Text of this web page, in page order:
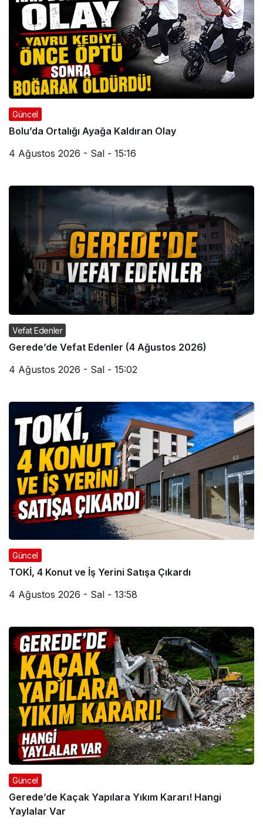
Güncel
Bolu’da Ortalığı Ayağa Kaldıran Olay
4 Ağustos 2026 - Sal - 15:16
Vefat Edenler
Gerede’de Vefat Edenler (4 Ağustos 2026)
4 Ağustos 2026 - Sal - 15:02
Güncel
TOKİ, 4 Konut ve İş Yerini Satışa Çıkardı
4 Ağustos 2026 - Sal - 13:58
Güncel
Gerede’de Kaçak Yapılara Yıkım Kararı! Hangi
Yaylalar Var